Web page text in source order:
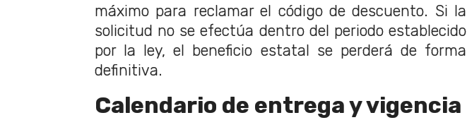
máximo para reclamar el código de descuento. Si la
solicitud no se efectúa dentro del periodo establecido
por la ley, el beneficio estatal se perderá de forma
definitiva.
Calendario de entrega y vigencia